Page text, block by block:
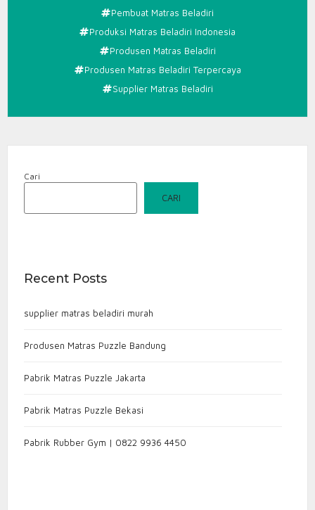
Pembuat Matras Beladiri
Produksi Matras Beladiri Indonesia
Produsen Matras Beladiri
Produsen Matras Beladiri Terpercaya
Supplier Matras Beladiri
Cari
CARI
Recent Posts
supplier matras beladiri murah
Produsen Matras Puzzle Bandung
Pabrik Matras Puzzle Jakarta
Pabrik Matras Puzzle Bekasi
Pabrik Rubber Gym | 0822 9936 4450